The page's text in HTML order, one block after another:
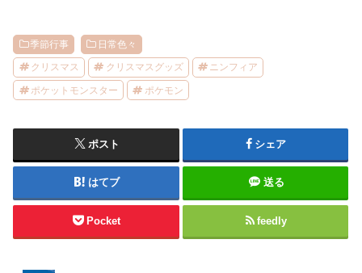
季節行事 日常色々
クリスマス クリスマスグッズ ニンフィア
ポケットモンスター ポケモン
ポスト シェア
はてブ 送る
Pocket feedly